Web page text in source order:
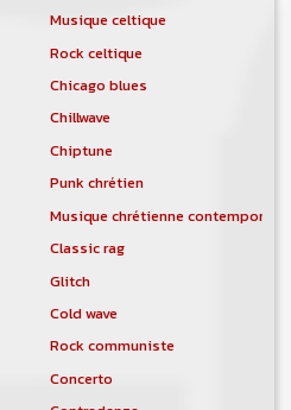
Musique celtique
Rock celtique
Chicago blues
Chillwave
Chiptune
Punk chrétien
Musique chrétienne
Classic rag
Glitch
Cold wave
Rock communiste
Concerto